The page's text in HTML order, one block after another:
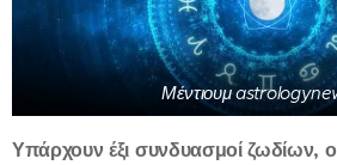
Μέντιουμ
Υπάρχουν έξι συνδυασμοί ζωδίων,